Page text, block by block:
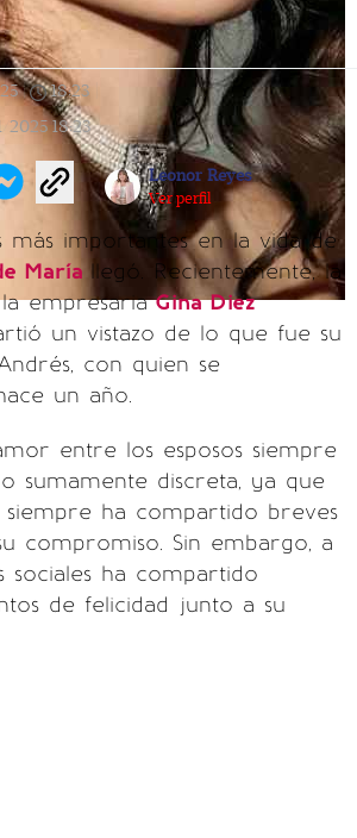
| 18:23
2025 18:23
Leonor Reyes
Ver perfil
más importantes en la vida de
María
llegó. Recientemente, la
empresariaGina Diez
un vistazo de lo que fue su
con quien se
un año.
entre los esposos siempre
sumamente discreta, ya que
siempre ha compartido breves
compromiso. Sin embargo, a
sociales ha compartido
de felicidad junto a su